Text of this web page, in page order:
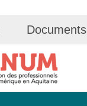
Documents